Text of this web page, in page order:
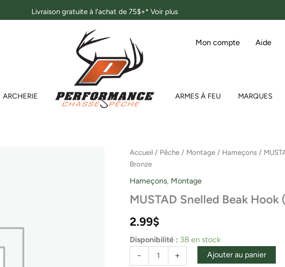
Livraison gratuite à l'achat de 75$+* Voir plus
Mon compte Aide
ARCHERIE ARMES À FEU MARQUES
Accueil / Pêche / Montage / Hameçons /
Bronze
Hameçons, Montage
MUSTAD Snelled Beak
2.99$
Disponibilité : 38 en stock
-
quantité
de
Snelled
Hook
-
Bronze
Bronze
+ Ajouter au panier